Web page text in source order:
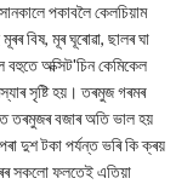
পকাবলৈ কেলচিয়াম
বিষ, মূৰ ঘূৰোৱা, ছালৰ ঘা
অক্সিট'চিন কেমিকেল
সৃষ্টি হয়। তৰমুজ গৰমৰ
তৰমুজৰ বজাৰ অতি ভাল হয়
দুশ টকা পর্যন্ত ভৰি কি ক্ৰয়
সকলো ফলতেই এতিয়া